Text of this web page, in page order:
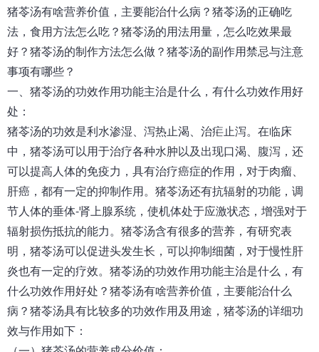
猪苓汤有啥营养价值，主要能治什么病？猪苓汤的正确吃
法，食用方法怎么吃？猪苓汤的用法用量，怎么吃效果最
好？猪苓汤的制作方法怎么做？猪苓汤的副作用禁忌与注意
事项有哪些？
一、 猪苓汤的功效作用功能主治是什么，有什么功效作用好
处 ：
猪苓汤的功效是利水渗湿、泻热止渴、治疟止泻。在临床
中，猪苓汤可以用于治疗各种水肿以及出现口渴、腹泻，还
可以提高人体的免疫力，具有治疗癌症的作用，对于肉瘤、
肝癌，都有一定的抑制作用。猪苓汤还有抗辐射的功能，调
节人体的垂体-肾上腺系统，使机体处于应激状态，增强对于
辐射损伤抵抗的能力。猪苓汤含有很多的营养，有研究表
明，猪苓汤可以促进头发生长，可以抑制细菌，对于慢性肝
炎也有一定的疗效。猪苓汤的功效作用功能主治是什么，有
什么功效作用好处？猪苓汤有啥营养价值，主要能治什么
病？猪苓汤具有比较多的功效作用及用途，猪苓汤的详细功
效与作用如下：